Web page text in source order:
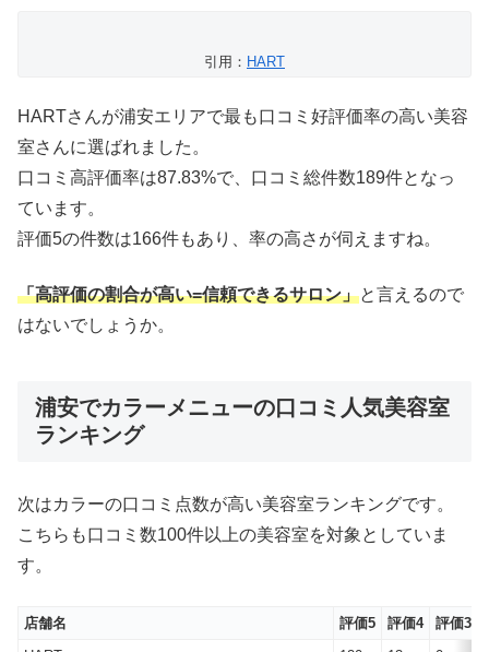
引用： HART
HARTさんが浦安エリアで最も口コミ好評価率の高い美容
室さんに選ばれました。
口コミ高評価率は87.83%で、口コミ総件数189件となっ
ています。
評価5の件数は166件もあり、率の高さが伺えますね。
「高評価の割合が高い=信頼できるサロン」と言えるので
はないでしょうか。
浦安でカラーメニューの口コミ人気美容室
ランキング
次はカラーの口コミ点数が高い美容室ランキングです。
こちらも口コミ数100件以上の美容室を対象としていま
す。
店舗名 評価5 評価4 評価3